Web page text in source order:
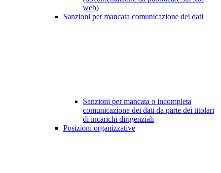
web)
Sanzioni per mancata comunicazione dei dati
Sanzioni per mancata o incompleta
comunicazione dei dati da parte dei titolari
di incarichi dirigenziali
Posizioni organizzative